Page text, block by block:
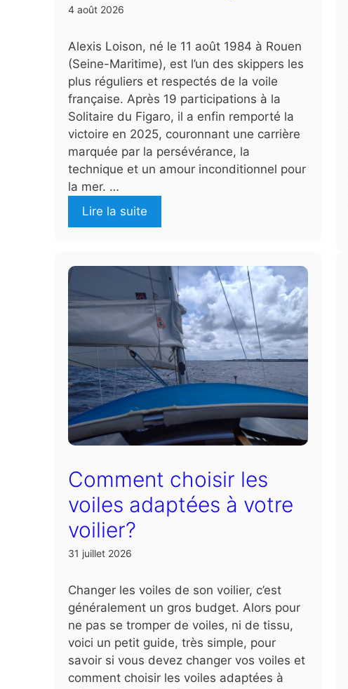
4 août 2026
Alexis Loison, né le 11 août 1984 à Rouen
(Seine-Maritime), est l’un des skippers les
plus réguliers et respectés de la voile
française. Après 19 participations à la
Solitaire du Figaro, il a enfin remporté la
victoire en 2025, couronnant une carrière
marquée par la persévérance, la
technique et un amour inconditionnel pour
la mer. …
Lire la suite
Comment choisir les
voiles adaptées à votre
voilier?
31 juillet 2026
Changer les voiles de son voilier, c’est
généralement un gros budget. Alors pour
ne pas se tromper de voiles, ni de tissu,
voici un petit guide, très simple, pour
savoir si vous devez changer vos voiles et
comment choisir les voiles adaptées à